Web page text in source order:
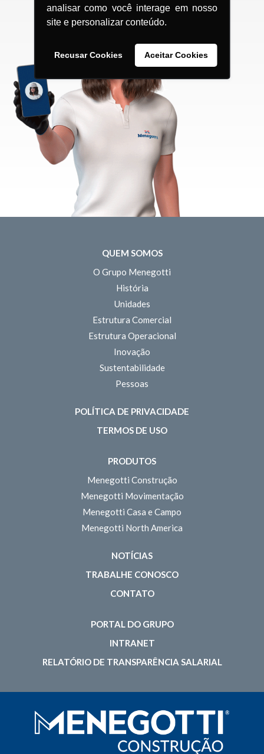
analisar como você interage em nosso
site e personalizar conteúdo.
Recusar Cookies Aceitar Cookies
QUEM SOMOS
O Grupo Menegotti
História
Unidades
Estrutura Comercial
Estrutura Operacional
Inovação
Sustentabilidade
Pessoas
POLÍTICA DE PRIVACIDADE
TERMOS DE USO
PRODUTOS
Menegotti Construção
Menegotti Movimentação
Menegotti Casa e Campo
Menegotti North America
NOTÍCIAS
TRABALHE CONOSCO
CONTATO
PORTAL DO GRUPO
INTRANET
RELATÓRIO DE TRANSPARÊNCIA SALARIAL